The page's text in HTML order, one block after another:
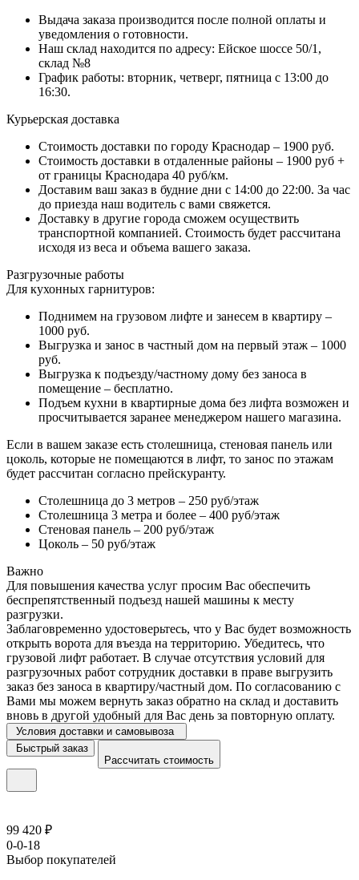
Выдача заказа производится после полной оплаты и
уведомления о готовности.
Наш склад находится по адресу: Ейское шоссе 50/1,
склад №8
График работы: вторник, четверг, пятница с 13:00 до
16:30.
Курьерская доставка
Стоимость доставки по городу Краснодар – 1900 руб.
Стоимость доставки в отдаленные районы – 1900 руб +
от границы Краснодара 40 руб/км.
Доставим ваш заказ в будние дни с 14:00 до 22:00. За час
до приезда наш водитель с вами свяжется.
Доставку в другие города сможем осуществить
транспортной компанией. Стоимость будет рассчитана
исходя из веса и объема вашего заказа.
Разгрузочные работы
Для кухонных гарнитуров:
Поднимем на грузовом лифте и занесем в квартиру –
1000 руб.
Выгрузка и занос в частный дом на первый этаж – 1000
руб.
Выгрузка к подъезду/частному дому без заноса в
помещение – бесплатно.
Подъем кухни в квартирные дома без лифта возможен и
просчитывается заранее менеджером нашего магазина.
Если в вашем заказе есть столешница, стеновая панель или
цоколь, которые не помещаются в лифт, то занос по этажам
будет рассчитан согласно прейскуранту.
Столешница до 3 метров – 250 руб/этаж
Столешница 3 метра и более – 400 руб/этаж
Стеновая панель – 200 руб/этаж
Цоколь – 50 руб/этаж
Важно
Для повышения качества услуг просим Вас обеспечить
беспрепятственный подъезд нашей машины к месту
разгрузки.
Заблаговременно удостоверьтесь, что у Вас будет возможность
открыть ворота для въезда на территорию. Убедитесь, что
грузовой лифт работает. В случае отсутствия условий для
разгрузочных работ сотрудник доставки в праве выгрузить
заказ без заноса в квартиру/частный дом. По согласованию с
Вами мы можем вернуть заказ обратно на склад и доставить
вновь в другой удобный для Вас день за повторную оплату.
Условия доставки и самовывоза
Быстрый заказ
Рассчитать стоимость
99 420 ₽
0-0-18
Выбор покупателей